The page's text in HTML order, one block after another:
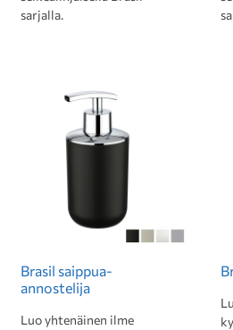
sarjalla.
Brasil saippua-
annostelija
Luo yhtenäinen ilme